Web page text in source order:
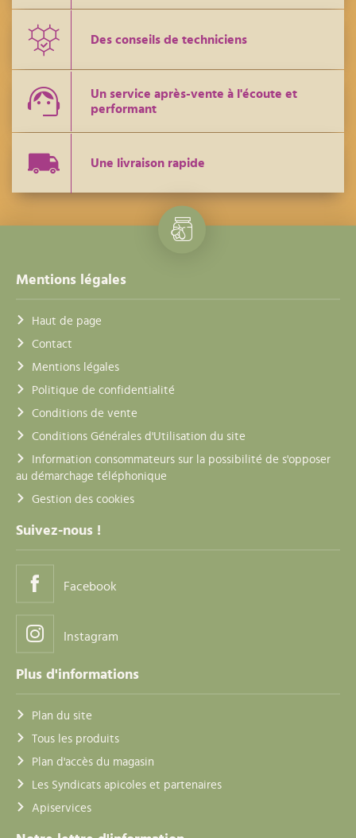
Des conseils de techniciens
Un service après-vente à l'écoute et
performant
Une livraison rapide
Mentions légales
Haut de page
Contact
Mentions légales
Politique de confidentialité
Conditions de vente
Conditions Générales d'Utilisation du site
Information consommateurs sur la possibilité de s'opposer
au démarchage téléphonique
Gestion des cookies
Suivez-nous !
Facebook
Instagram
Plus d'informations
Plan du site
Tous les produits
Plan d'accès du magasin
Les Syndicats apicoles et partenaires
Apiservices